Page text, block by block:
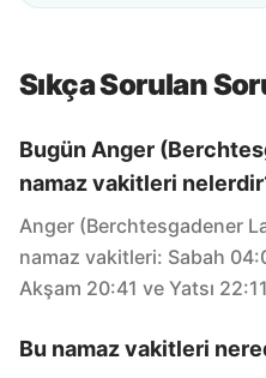
Sıkça Sorulan
Bugün Anger
namaz vakitleri
Anger (Berchtesgadener
namaz vakitleri: Sabah
Akşam 20:41 ve Yatsı
Bu namaz vakitleri